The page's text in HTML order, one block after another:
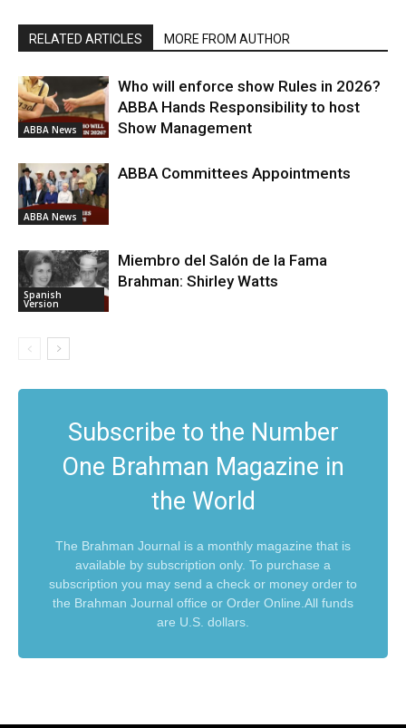
RELATED ARTICLES MORE FROM AUTHOR
ABBA News
Who will enforce show Rules in 2026?
ABBA Hands Responsibility to host
Show Management
ABBA News
ABBA Committees Appointments
Spanish
Version
Miembro del Salón de la Fama
Brahman: Shirley Watts
Subscribe to the Number
One Brahman Magazine in
the World
The Brahman Journal is a monthly magazine that is
available by subscription only. To purchase a
subscription you may send a check or money order to
the Brahman Journal office or Order Online.All funds
are U.S. dollars.